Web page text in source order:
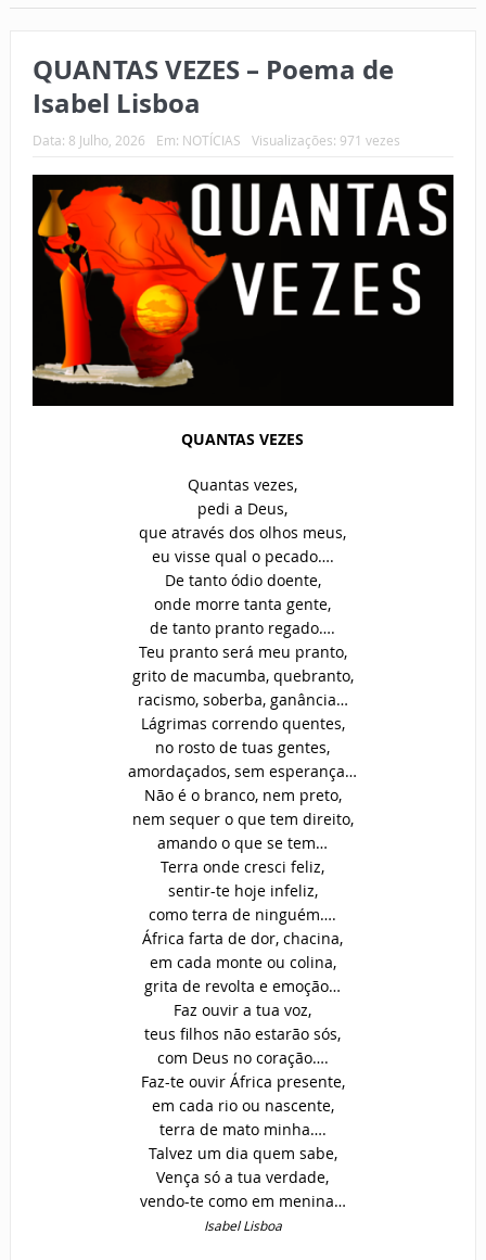
QUANTAS VEZES – Poema de
Isabel Lisboa
Data: 8 Julho, 2026 Em: NOTÍCIAS Visualizações: 971 vezes
QUANTAS VEZES
Quantas vezes,
pedi a Deus,
que através dos olhos meus,
eu visse qual o pecado….
De tanto ódio doente,
onde morre tanta gente,
de tanto pranto regado….
Teu pranto será meu pranto,
grito de macumba, quebranto,
racismo, soberba, ganância…
Lágrimas correndo quentes,
no rosto de tuas gentes,
amordaçados, sem esperança…
Não é o branco, nem preto,
nem sequer o que tem direito,
amando o que se tem…
Terra onde cresci feliz,
sentir-te hoje infeliz,
como terra de ninguém….
África farta de dor, chacina,
em cada monte ou colina,
grita de revolta e emoção…
Faz ouvir a tua voz,
teus filhos não estarão sós,
com Deus no coração….
Faz-te ouvir África presente,
em cada rio ou nascente,
terra de mato minha….
Talvez um dia quem sabe,
Vença só a tua verdade,
vendo-te como em menina…
Isabel Lisboa